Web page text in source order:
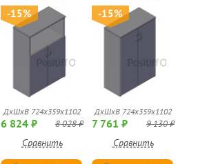
-15%
ДхШхВ 724х359х1102
6 824 ₽ 8 028 ₽
Сравнить
-15%
ДхШхВ 724х359х1102
7 761 ₽ 9 130 ₽
Сравнить